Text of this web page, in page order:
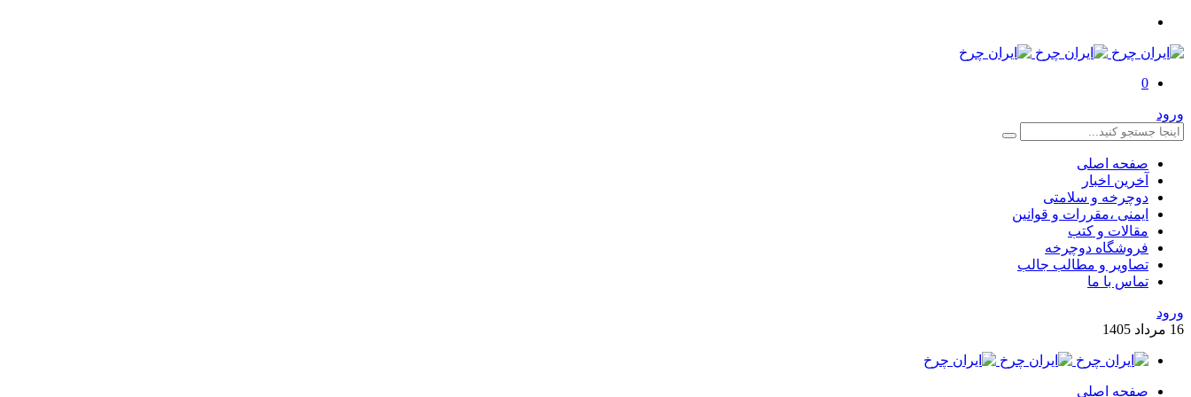
0
ورود
صفحه اصلی
آخرین اخبار
دوچرخه و سلامتی
ایمنی ،مقررات و قوانین
مقالات و کتب
فروشگاه دوچرخه
تصاویر و مطالب جالب
تماس با ما
ورود
16 مرداد 1405
صفحه اصلی